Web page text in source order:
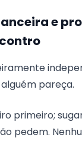
e
pareça.
primeiro;
pedem.